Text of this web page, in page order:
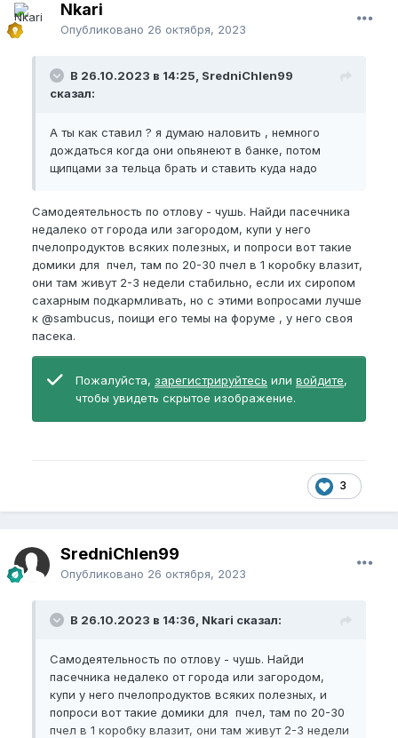
Nkari
Опубликовано 26 октября, 2023
В 26.10.2023 в 14:25, SredniChlen99
сказал:
А ты как ставил ? я думаю наловить , немного
дождаться когда они опьянеют в банке, потом
щипцами за тельца брать и ставить куда надо
Самодеятельность по отлову - чушь. Найди пасечника
недалеко от города или загородом, купи у него
пчелопродуктов всяких полезных, и попроси вот такие
домики для пчел, там по 20-30 пчел в 1 коробку влазит,
они там живут 2-3 недели стабильно, если их сиропом
сахарным подкармливать, но с этими вопросами лучше
к @sambucus, поищи его темы на форуме , у него своя
пасека.
Пожалуйста, зарегистрируйтесь или войдите,
чтобы увидеть скрытое изображение.
3
SredniChlen99
Опубликовано 26 октября, 2023
В 26.10.2023 в 14:36, Nkari сказал:
Самодеятельность по отлову - чушь. Найди
пасечника недалеко от города или загородом,
купи у него пчелопродуктов всяких полезных, и
попроси вот такие домики для пчел, там по 20-30
пчел в 1 коробку влазит, они там живут 2-3 недели